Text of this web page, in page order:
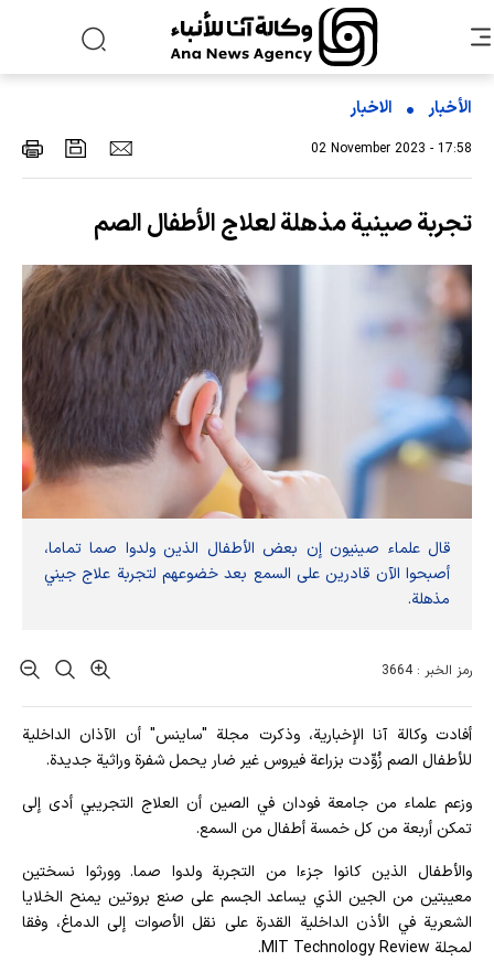
الأخبار الاخبار
02 November 2023 - 17:58
تجربة صينية مذهلة لعلاج الأطفال الصم
قال علماء صينيون إن بعض الأطفال الذين ولدوا صما تماما،
أصبحوا الآن قادرين على السمع بعد خضوعهم لتجربة علاج جيني
مذهلة.
رمز الخبر : 3664
أفادت وکالة آنا الإخباریة، وذكرت مجلة "ساينس" أن الآذان الداخلية
للأطفال الصم زُوِّدت بزراعة فيروس غير ضار يحمل شفرة وراثية جديدة.
وزعم علماء من جامعة فودان في الصين أن العلاج التجريبي أدى إلى
تمكن أربعة من كل خمسة أطفال من السمع.
والأطفال الذين كانوا جزءا من التجربة ولدوا صما. وورثوا نسختين
معيبتين من الجين الذي يساعد الجسم على صنع بروتين يمنح الخلايا
الشعرية في الأذن الداخلية القدرة على نقل الأصوات إلى الدماغ، وفقا
لمجلة MIT Technology Review.